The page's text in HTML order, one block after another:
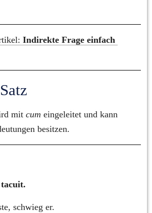
Indirekte Frage einfach
mit cum eingeleitet und kann
besitzen.
schwieg er.